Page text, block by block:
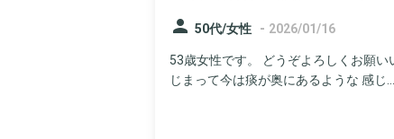
person 50代/女性 - 2026/01/16
53歳女性です。 どうぞよろしくお願
じまって今は痰が奥にあるような 感じ...